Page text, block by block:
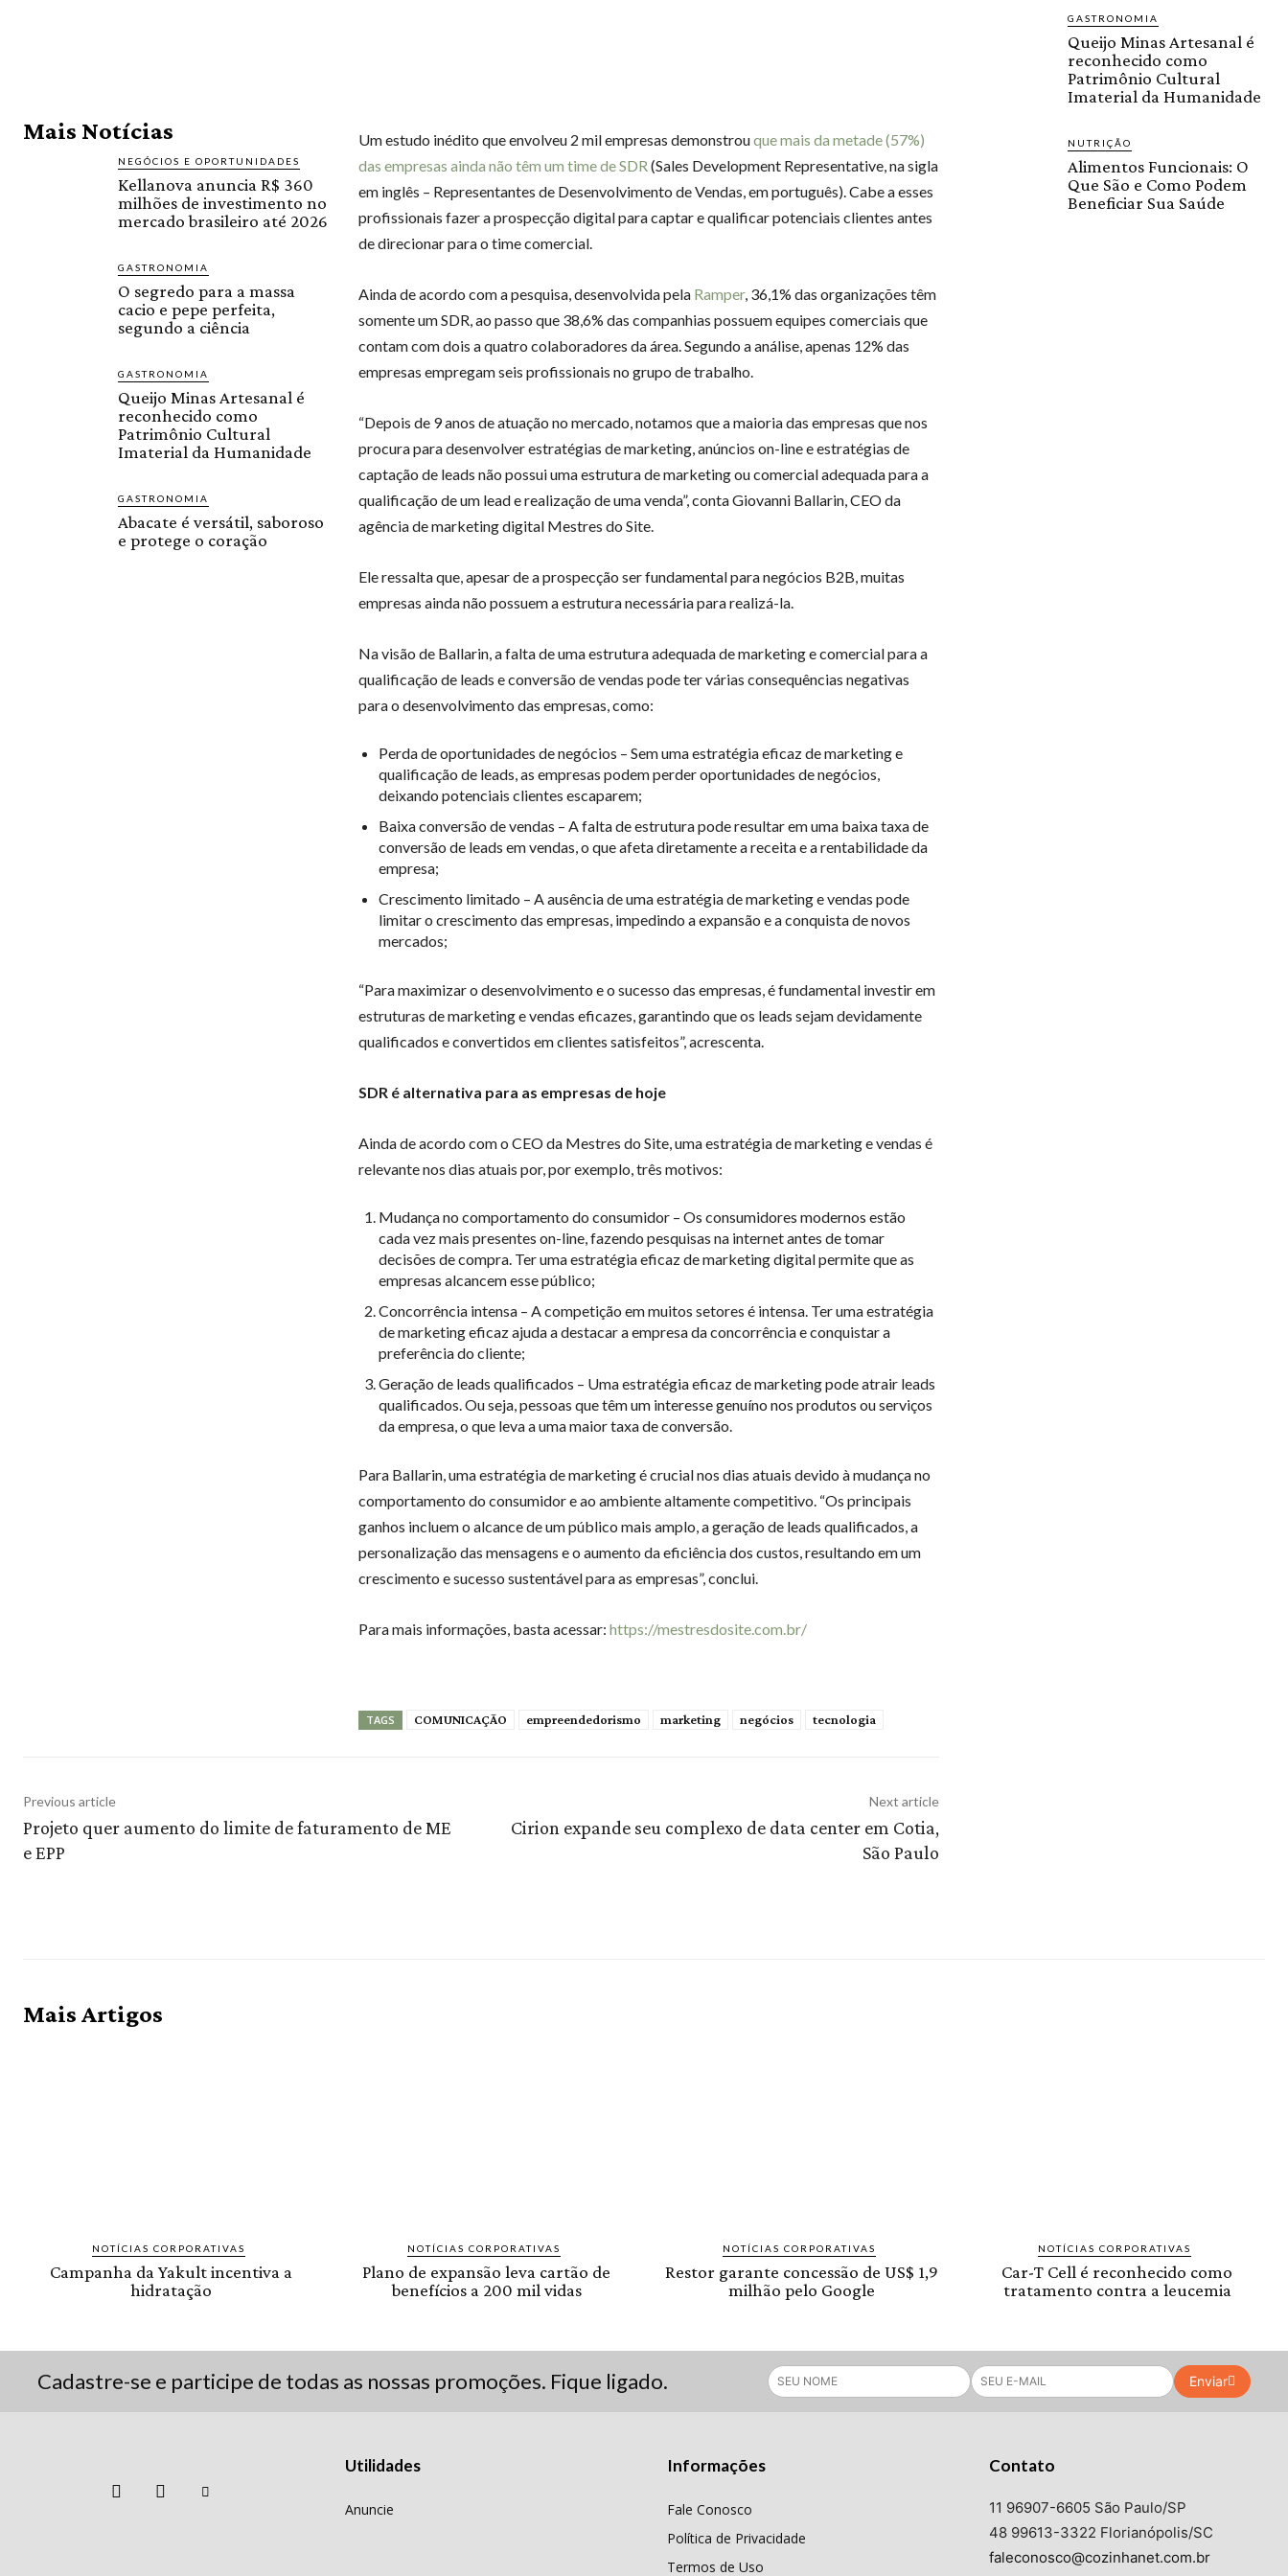
Mais Notícias
NEGÓCIOS E OPORTUNIDADES
Kellanova anuncia R$ 360
milhões de investimento no
mercado brasileiro até 2026
GASTRONOMIA
O segredo para a massa
cacio e pepe perfeita,
segundo a ciência
GASTRONOMIA
Queijo Minas Artesanal é
reconhecido como
Patrimônio Cultural
Imaterial da Humanidade
GASTRONOMIA
Abacate é versátil, saboroso
e protege o coração
Um estudo inédito que envolveu 2 mil empresas demonstrouque mais da metade (57%)
das empresas ainda não têm um time de SDR (Sales Development Representative, na sigla
em inglês – Representantes de Desenvolvimento de Vendas, em português). Cabe a esses
profissionais fazer a prospecção digital para captar e qualificar potenciais clientes antes
de direcionar para o time comercial.
Ainda de acordo com a pesquisa, desenvolvida pela Ramper, 36,1% das organizações têm
somente um SDR, ao passo que 38,6% das companhias possuem equipes comerciais que
contam com dois a quatro colaboradores da área. Segundo a análise, apenas 12% das
empresas empregam seis profissionais no grupo de trabalho.
“Depois de 9 anos de atuação no mercado, notamos que a maioria das empresas que nos
procura para desenvolver estratégias de marketing, anúncios on-line e estratégias de
captação de leads não possui uma estrutura de marketing ou comercial adequada para a
qualificação de um lead e realização de uma venda”, conta Giovanni Ballarin, CEO da
agência de marketing digital Mestres do Site.
Ele ressalta que, apesar de a prospecção ser fundamental para negócios B2B, muitas
empresas ainda não possuem a estrutura necessária para realizá-la.
Na visão de Ballarin, a falta de uma estrutura adequada de marketing e comercial para a
qualificação de leads e conversão de vendas pode ter várias consequências negativas
para o desenvolvimento das empresas, como:
Perda de oportunidades de negócios – Sem uma estratégia eficaz de marketing e
qualificação de leads, as empresas podem perder oportunidades de negócios,
deixando potenciais clientes escaparem;
Baixa conversão de vendas – A falta de estrutura pode resultar em uma baixa taxa de
conversão de leads em vendas, o que afeta diretamente a receita e a rentabilidade da
empresa;
Crescimento limitado – A ausência de uma estratégia de marketing e vendas pode
limitar o crescimento das empresas, impedindo a expansão e a conquista de novos
mercados;
“Para maximizar o desenvolvimento e o sucesso das empresas, é fundamental investir em
estruturas de marketing e vendas eficazes, garantindo que os leads sejam devidamente
qualificados e convertidos em clientes satisfeitos”, acrescenta.
SDR é alternativa para as empresas de hoje
Ainda de acordo com o CEO da Mestres do Site, uma estratégia de marketing e vendas é
relevante nos dias atuais por, por exemplo, três motivos:
Mudança no comportamento do consumidor – Os consumidores modernos estão
cada vez mais presentes on-line, fazendo pesquisas na internet antes de tomar
decisões de compra. Ter uma estratégia eficaz de marketing digital permite que as
empresas alcancem esse público;
Concorrência intensa – A competição em muitos setores é intensa. Ter uma estratégia
de marketing eficaz ajuda a destacar a empresa da concorrência e conquistar a
preferência do cliente;
Geração de leads qualificados – Uma estratégia eficaz de marketing pode atrair leads
qualificados. Ou seja, pessoas que têm um interesse genuíno nos produtos ou serviços
da empresa, o que leva a uma maior taxa de conversão.
Para Ballarin, uma estratégia de marketing é crucial nos dias atuais devido à mudança no
comportamento do consumidor e ao ambiente altamente competitivo. “Os principais
ganhos incluem o alcance de um público mais amplo, a geração de leads qualificados, a
personalização das mensagens e o aumento da eficiência dos custos, resultando em um
crescimento e sucesso sustentável para as empresas”, conclui.
Para mais informações, basta acessar: https://mestresdosite.com.br/
TAGS COMUNICAÇÃO empreendedorismo marketing negócios tecnologia
Previous article
Projeto quer aumento do limite de faturamento de ME
e EPP
Next article
Cirion expande seu complexo de data center em Cotia,
São Paulo
GASTRONOMIA
Queijo Minas Artesanal é
reconhecido como
Patrimônio Cultural
Imaterial da Humanidade
NUTRIÇÃO
Alimentos Funcionais: O
Que São e Como Podem
Beneficiar Sua Saúde
Mais Artigos
NOTÍCIAS CORPORATIVAS
Campanha da Yakult incentiva a
hidratação
NOTÍCIAS CORPORATIVAS
Plano de expansão leva cartão de
benefícios a 200 mil vidas
NOTÍCIAS CORPORATIVAS
Restor garante concessão de US$ 1,9
milhão pelo Google
NOTÍCIAS CORPORATIVAS
Car-T Cell é reconhecido como
tratamento contra a leucemia
Cadastre-se e participe de todas as nossas promoções. Fique ligado. Enviar
Utilidades
Anuncie
Informações
Fale Conosco
Política de Privacidade
Termos de Uso
Contato
11 96907-6605 São Paulo/SP
48 99613-3322 Florianópolis/SC
faleconosco@cozinhanet.com.br